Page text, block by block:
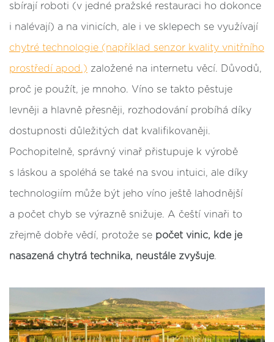
sbírají roboti (v jedné pražské restauraci ho dokonce
i nalévají) a na vinicích, ale i ve sklepech se využívají
chytré technologie (například senzor kvality vnitřního
prostředí apod.) založené na internetu věcí. Důvodů,
proč je použít, je mnoho. Víno se takto pěstuje
levněji a hlavně přesněji, rozhodování probíhá díky
dostupnosti důležitých dat kvalifikovaněji.
Pochopitelně, správný vinař přistupuje k výrobě
s láskou a spoléhá se také na svou intuici, ale díky
technologiím může být jeho víno ještě lahodnější
a počet chyb se výrazně snižuje. A čeští vinaři to
zřejmě dobře vědí, protože se počet vinic, kde je
nasazená chytrá technika, neustále zvyšuje.